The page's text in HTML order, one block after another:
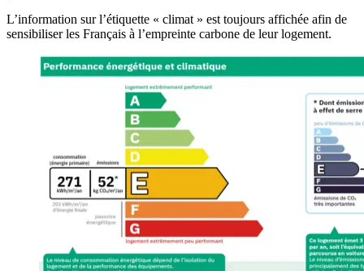
L’information sur l’étiquette « climat » est toujours affichée afin de
sensibiliser les Français à l’empreinte carbone de leur logement.